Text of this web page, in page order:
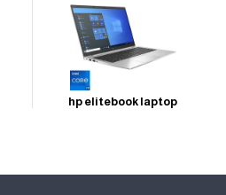
hp elitebook laptop